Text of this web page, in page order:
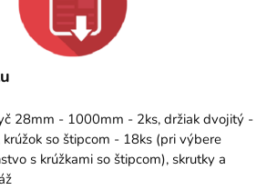
28mm - 1000mm - 2ks, držiak dvojitý -
krúžok so štipcom - 18ks (pri výbere
s krúžkami so štipcom), skrutky a